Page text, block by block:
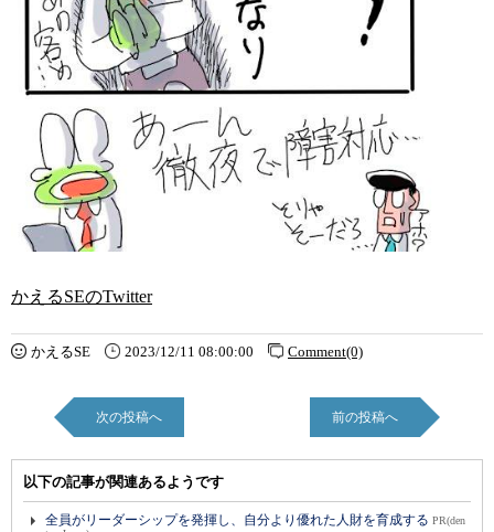
かえるSEのTwitter
かえるSE 2023/12/11 08:00:00 Comment(0)
次の投稿へ 前の投稿へ
以下の記事が関連あるようです
全員がリーダーシップを発揮し、自分より優れた人財を育成する PR(den